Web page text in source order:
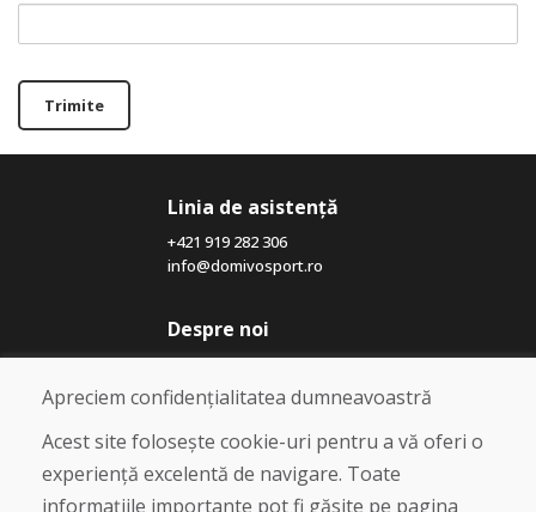
Trimite
Linia de asistență
+421 919 282 306
info@domivosport.ro
Despre noi
Blog
Despre noi
Magazin
Contact
Cumpărare
Apreciem confidențialitatea dumneavoastră
Acest site folosește cookie-uri pentru a vă oferi o
experiență excelentă de navigare. Toate
informațiile importante pot fi găsite pe pagina